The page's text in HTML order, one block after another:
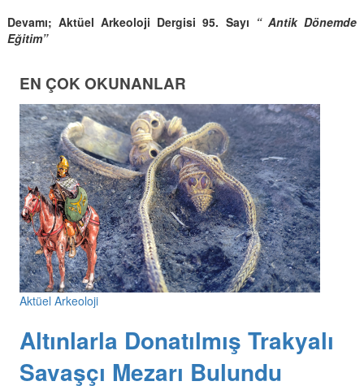
Devamı; Aktüel Arkeoloji Dergisi 95. Sayı “ Antik Dönemde
Eğitim”
EN ÇOK OKUNANLAR
Aktüel Arkeoloji
Altınlarla Donatılmış Trakyalı
Savaşçı Mezarı Bulundu